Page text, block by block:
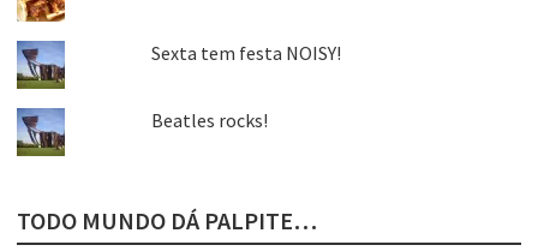
Sexta tem festa NOISY!
Beatles rocks!
TODO MUNDO DÁ PALPITE…